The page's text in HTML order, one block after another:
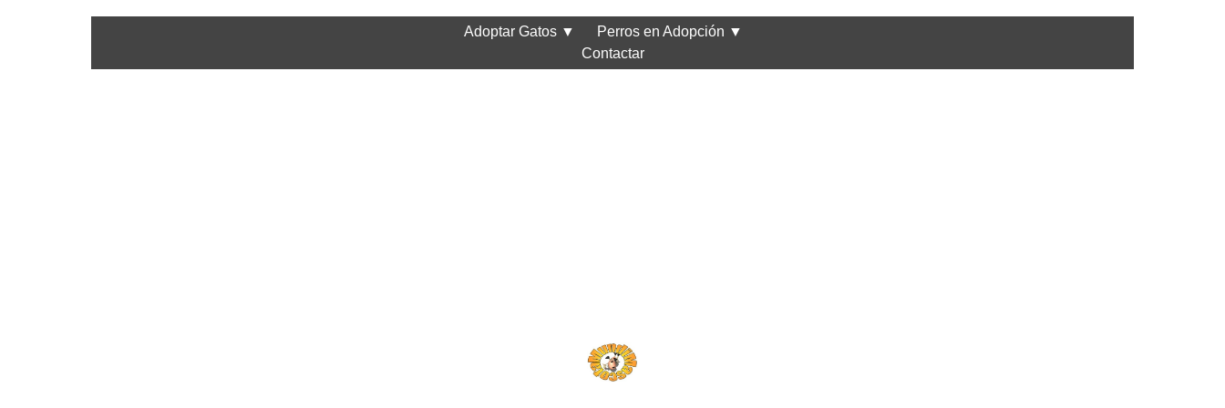
Adoptar Gatos ▼ Perros en Adopción ▼
Contactar